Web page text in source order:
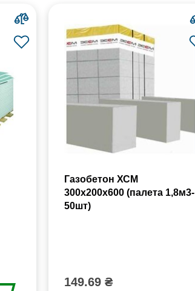
Газобетон ХСМ
300x200x600 (палета 1,8м3-
50шт)
149.69 ₴